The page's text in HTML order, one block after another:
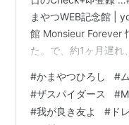
まやつWEB記念館 |
館 Monsieur Forever
た。で、約1ヶ月遅れ
格好いい人はそうは
www.youtube.com
tribute.com respect
#かまやつひろし #
#ザスパイダース #
#我が良き友よ # ド